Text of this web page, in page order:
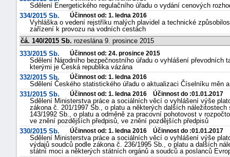
Sdělení Energetického regulačního úřadu o vydání cenových
334/2015 Sb.
Účinnost od: 1. ledna 2016
Vyhláška o vedení rejstříku malých plavidel a technické
zařízení k provozu na vodních cestách
čá. 140/2015 Sb. rozeslána 9. prosince 2015
333/2015 Sb.
Účinnost od: 24. prosince 2015
Sdělení Národního bezpečnostního úřadu o vyhlášení převodních
kterými je Česká republika vázána
332/2015 Sb.
Účinnost od: 1. ledna 2016
Sdělení Českého statistického úřadu o aktualizaci Číselníku měn
331/2015 Sb.
Účinnost od: 1. ledna 2016 Účinnost do :01.01.2017
Sdělení Ministerstva práce a sociálních věcí o vyhlášení výše
zákona č. 201/1997 Sb., o platu a některých dalších
143/1992 Sb., o platu a odměně za pracovní pohotovost v
ve znění pozdějších předpisů, ve znění pozdějších předpisů
330/2015 Sb.
Účinnost od: 1. ledna 2016 Účinnost do :01.01.2017
Sdělení Ministerstva práce a sociálních věcí o vyhlášení výše
výdajů soudců podle zákona č. 236/1995 Sb., o platu a dalších
státní moci a některých státních orgánů a soudců a poslanců